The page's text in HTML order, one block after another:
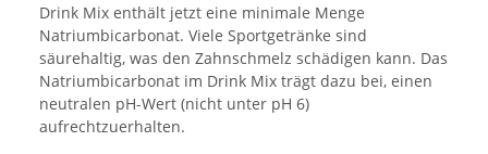
Drink Mix enthält jetzt eine minimale Menge
Natriumbicarbonat. Viele Sportgetränke sind
säurehaltig, was den Zahnschmelz schädigen kann. Das
Natriumbicarbonat im Drink Mix trägt dazu bei, einen
neutralen pH-Wert (nicht unter pH 6)
aufrechtzuerhalten.